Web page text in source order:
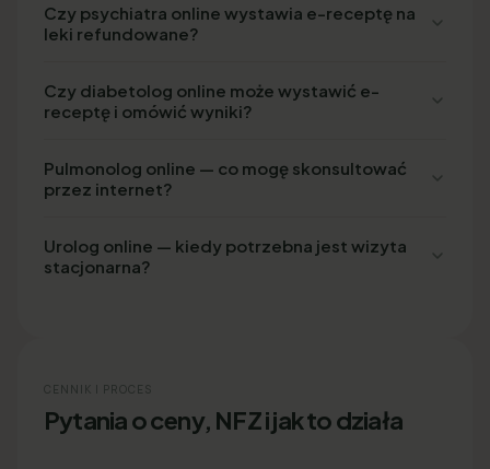
Czy psychiatra online wystawia e-receptę na
leki refundowane?
Czy diabetolog online może wystawić e-
receptę i omówić wyniki?
Pulmonolog online — co mogę skonsultować
przez internet?
Urolog online — kiedy potrzebna jest wizyta
stacjonarna?
CENNIK I PROCES
Pytania o ceny, NFZ i jak to działa